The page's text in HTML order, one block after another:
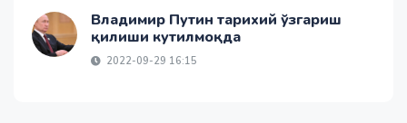
Владимир Путин тарихий ўзгариш
қилиши кутилмоқда
2022-09-29 16:15